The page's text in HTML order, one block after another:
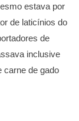
estava por
de laticínios do
de
inclusive
carne de gado